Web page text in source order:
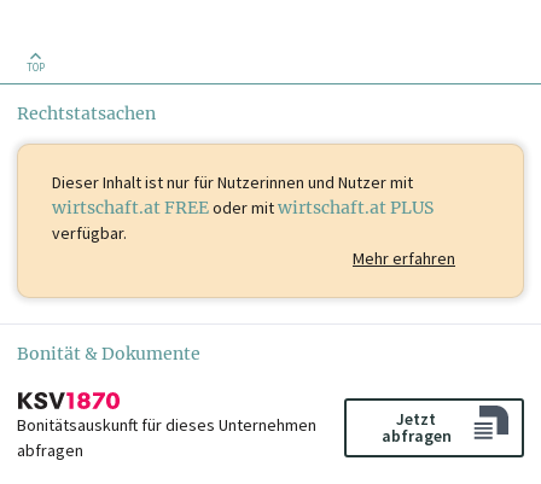
TOP
Rechtstatsachen
Dieser Inhalt istnur für Nutzerinnen und Nutzer mit
wirtschaft.at FREEoder mitwirtschaft.at PLUS
verfügbar.
Mehr erfahren
Bonität & Dokumente
Bonitätsauskunft für dieses Unternehmen
abfragen
Jetzt
abfragen